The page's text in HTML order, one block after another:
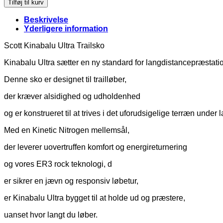
Tilføj til kurv
Beskrivelse
Yderligere information
Scott Kinabalu Ultra Trailsko
Kinabalu Ultra sætter en ny standard for
Denne sko er designet til trailløber,
der kræver alsidighed og udholdenhed
og er konstrueret til at trives i det uforudsigelige terræn under
Med en Kinetic Nitrogen mellemsål,
der leverer uovertruffen komfort og energireturnering
og vores ER3 rock teknologi, d
er sikrer en jævn og responsiv løbetur,
er Kinabalu Ultra bygget til at holde ud og præstere,
uanset hvor langt du løber.